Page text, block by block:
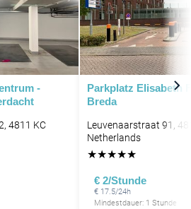
-
4811 KC
Parkplatz Elisabeth
Breda
Leuvenaarstraat 91,
Netherlands
★★★★★
€ 2/Stunde
€ 17.5/24h
Mindestdauer: 1 Stunde